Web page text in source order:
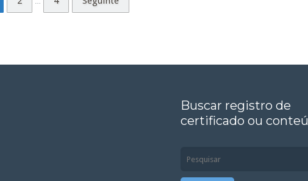
Buscar registro de
certificado ou